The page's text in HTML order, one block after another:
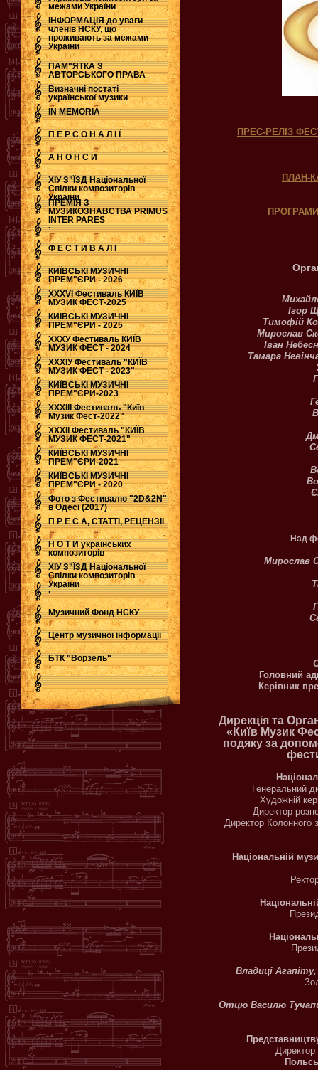
межами України
ІНФОРМАЦІЯ до уваги
членів НСКУ, що
проживають за межами
України
ПАМ"ЯТКА З
АВТОРСЬКОГО ПРАВА
Визначні постаті
української музики
IN MEMORIA
П Е Р С О Н А Л І Ї
А Н О Н С И
ХІУ З"ЇЗД Національної
Спілки композиторів
України
ПРЕМІЯ З
МУЗИКОЗНАВСТВА PRIMUS
INTER PARES
.
Ф Е С Т И В А Л І
КИЇВСЬКІ МУЗИЧНІ
ПРЕМ"ЄРИ - 2026
ХХХVI Фестиваль КИЇВ
МУЗИК ФЕСТ-2025
КИЇВСЬКІ МУЗИЧНІ
ПРЕМ"ЄРИ - 2025
ХХХУ Фестиваль КИЇВ
МУЗИК ФЕСТ - 2024
ХХХІУ Фестиваль "КИЇВ
МУЗИК ФЕСТ - 2023"
КИЇВСЬКІ МУЗИЧНІ
ПРЕМ"ЄРИ-2023
ХХХІІІ Фестиваль "Київ
Музик Фест-2022"
ХХХІІ Фестиваль "КИЇВ
МУЗИК ФЕСТ-2021"
КИЇВСЬКІ МУЗИЧНІ
ПРЕМ"ЄРИ-2021
КИЇВСЬКІ МУЗИЧНІ
ПРЕМ"ЄРИ - 2020
Фото з Фестивалю "2D&2N"
в Одесі (2017)
П Р Е С А, СТАТТІ, РЕЦЕНЗІЇ
Н О Т И українських
композиторів
ХІУ З"ЇЗД Національної
Спілки композиторів
України
.
Музичний Фонд НСКУ
Центр музичної інформації
БТК "Ворзель"
ПРЕС-РЕЛІЗ
ПЛАН-
Ігор
Тимофій
Мирослав
Іван
Тамара
Над
Мирослав
Головний
Керівник
Дирекція та
«Київ Музик
подяку за
Генеральний
Художній
Директор-
Директор Колонного
Національній
Владиці Агапіту,
Отцю Василю